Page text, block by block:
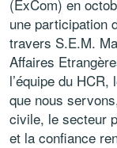
(ExCom) en
une participation
travers S.E.M.
Affaires
l’équipe du
que nous
civile, le secteur
et la confiance